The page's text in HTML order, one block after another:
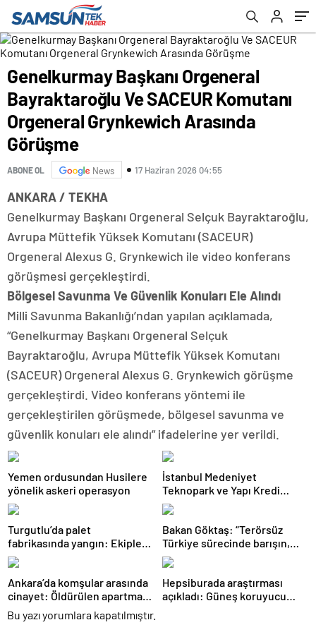
Orgeneral Grynkewich Arasında Görüşme
Genelkurmay Başkanı Orgeneral
Bayraktaroğlu Ve SACEUR Komutanı
Orgeneral Grynkewich Arasında
Görüşme
ABONE OL News 17 Haziran 2026 04:55
ANKARA / TEKHA
Genelkurmay Başkanı Orgeneral Selçuk Bayraktaroğlu,
Avrupa Müttefik Yüksek Komutanı (SACEUR)
Orgeneral Alexus G. Grynkewich ile video konferans
görüşmesi gerçekleştirdi.
Bölgesel Savunma Ve Güvenlik Konuları Ele Alındı
Milli Savunma Bakanlığı’ndan yapılan açıklamada,
“Genelkurmay Başkanı Orgeneral Selçuk
Bayraktaroğlu, Avrupa Müttefik Yüksek Komutanı
(SACEUR) Orgeneral Alexus G. Grynkewich görüşme
gerçekleştirdi. Video konferans yöntemi ile
gerçekleştirilen görüşmede, bölgesel savunma ve
güvenlik konuları ele alındı” ifadelerine yer verildi.
Yemen ordusundan Husilere
yönelik askeri operasyon
İstanbul Medeniyet
Teknopark ve Yapı Kredi
FRWRD’den açık inovasyon
buluşması
Turgutlu’da palet
fabrikasında yangın: Ekipler
müdahale etti
Bakan Göktaş: “Terörsüz
Türkiye sürecinde barışın,
huzurun, istikrarın,
ekonominin güçlendiği bir
Türkiye kurmak istiyoruz”
Ankara’da komşular arasında
cinayet: Öldürülen apartman
yöneticisi son yolculuğuna
uğurlandı
Hepsiburada araştırması
açıkladı: Güneş koruyucu
Bu yazı yorumlara kapatılmıştır.